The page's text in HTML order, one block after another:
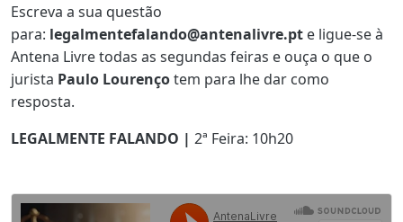
Escreva a sua questão
para: legalmentefalando@antenalivre.pt e ligue-se à
Antena Livre todas as segundas feiras e ouça o que o
jurista Paulo Lourençotem para lhe dar como
resposta.
LEGALMENTE FALANDO | 2ª Feira: 10h20